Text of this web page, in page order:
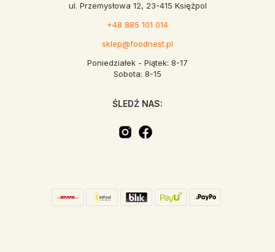
ul. Przemysłowa 12, 23-415 Księżpol
+48 885 101 014
sklep@foodnest.pl
Poniedziałek - Piątek: 8-17
Sobota: 8-15
ŚLEDŹ NAS: